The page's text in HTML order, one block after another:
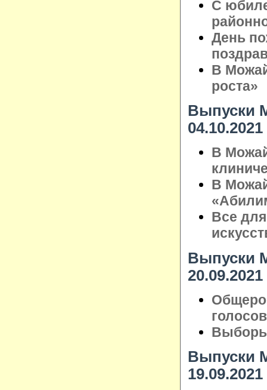
С
День
В
роста»
Выпуски
04.10.2021
В
В
Все
Выпуски
20.09.2021
Выборы
Выпуски
19.09.2021